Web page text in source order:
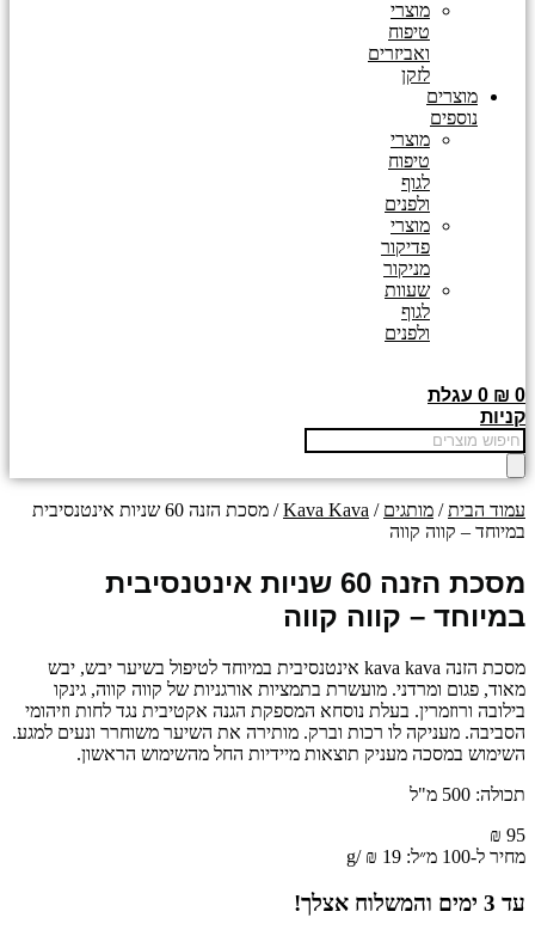
מוצרי
טיפוח
ואביזרים
לזקן
מוצרים
נוספים
מוצרי
טיפוח
לגוף
ולפנים
מוצרי
פדיקור
מניקור
שעוות
לגוף
ולפנים
₪ 0
0 עגלת
קניות
Products
search
עמוד הבית/ מותגים /
Kava Kava
/ מסכת הזנה 60 שניות אינטנסיבית
במיוחד – קווה קווה
מסכת הזנה 60 שניות אינטנסיבית
במיוחד – קווה קווה
מסכת הזנה kava kava אינטנסיבית במיוחד לטיפול בשיער יבש, יבש
מאוד, פגום ומרדני. מועשרת בתמציות אורגניות של קווה קווה, גינקו
בילובה ורוזמרין. בעלת נוסחא המספקת הגנה אקטיבית נגד לחות וזיהומי
הסביבה. מעניקה לו רכות וברק. מותירה את השיער משוחרר ונעים למגע.
השימוש במסכה מעניק תוצאות מיידיות החל מהשימוש הראשון.
תכולה: 500 מ"ל
₪ 95
מחיר ל-100 מ״ל:
₪ 19
/
g
עד 3 ימים והמשלוח אצלך!